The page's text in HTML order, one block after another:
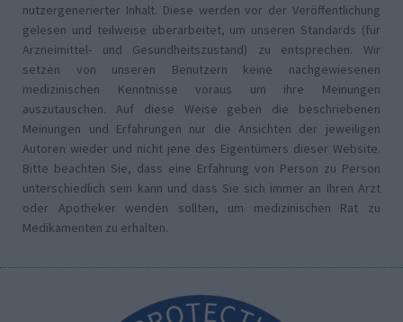
nutzergenerierter Inhalt. Diese werden vor der Veröffentlichung
gelesen und teilweise überarbeitet, um unseren Standards (für
Arzneimittel- und Gesundheitszustand) zu entsprechen. Wir
setzen von unseren Benutzern keine nachgewiesenen
medizinischen Kenntnisse voraus um ihre Meinungen
auszutauschen. Auf diese Weise geben die beschriebenen
Meinungen und Erfahrungen nur die Ansichten der jeweiligen
Autoren wieder und nicht jene des Eigentümers dieser Website.
Bitte beachten Sie, dass eine Erfahrung von Person zu Person
unterschiedlich sein kann und dass Sie sich immer an Ihren Arzt
oder Apotheker wenden sollten, um medizinischen Rat zu
Medikamenten zu erhalten.